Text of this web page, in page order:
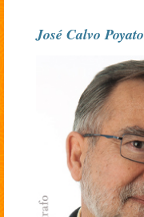
José Calvo Poyato